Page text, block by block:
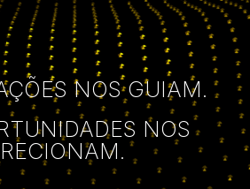
NOS GUIAM.
NOS